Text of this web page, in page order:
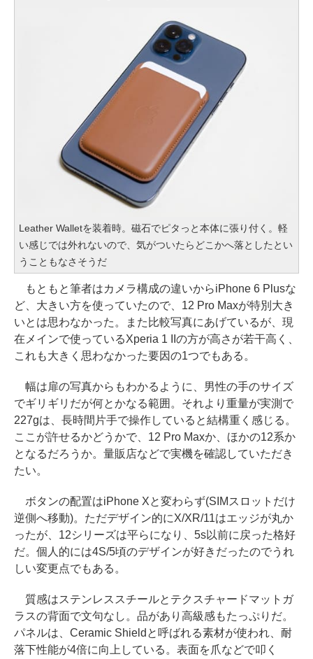
Leather Walletを装着時。磁石でピタっと本体に張り付く。軽
い感じでは外れないので、気がついたらどこかへ落としたとい
うこともなさそうだ
もともと筆者はカメラ構成の違いからiPhone 6 Plusな
ど、大きい方を使っていたので、12 Pro Maxが特別大き
いとは思わなかった。また比較写真にあげているが、現
在メインで使っているXperia 1 IIの方が高さが若干高く、
これも大きく思わなかった要因の1つでもある。
幅は扉の写真からもわかるように、男性の手のサイズ
でギリギリだが何とかなる範囲。それより重量が実測で
227gは、長時間片手で操作していると結構重く感じる。
ここが許せるかどうかで、12 Pro Maxか、ほかの12系か
となるだろうか。量販店などで実機を確認していただき
たい。
ボタンの配置はiPhone Xと変わらず(SIMスロットだけ
逆側へ移動)。ただデザイン的にX/XR/11はエッジが丸か
ったが、12シリーズは平らになり、5s以前に戻った格好
だ。個人的には4S/5頃のデザインが好きだったのでうれ
しい変更点でもある。
質感はステンレススチールとテクスチャードマットガ
ラスの背面で文句なし。品があり高級感もたっぷりだ。
パネルは、Ceramic Shieldと呼ばれる素材が使われ、耐
落下性能が4倍に向上している。表面を爪などで叩く